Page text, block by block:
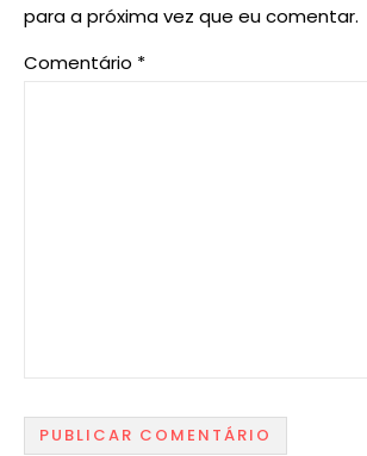
para a próxima vez que eu comentar.
Comentário *